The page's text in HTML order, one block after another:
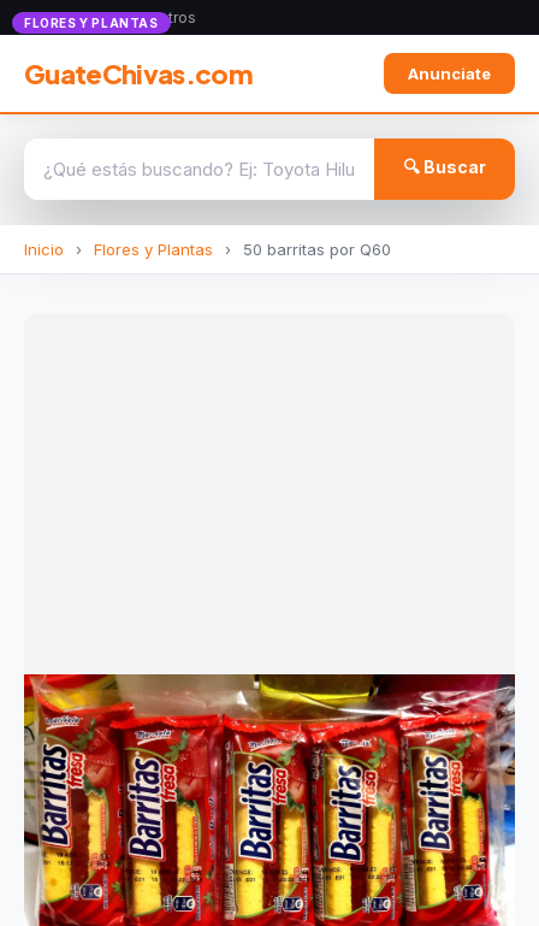
Anunciate con nosotros
GuateChivas.com Anunciate
🔍 Buscar
Inicio › Flores y Plantas › 50 barritas por Q60
FLORES Y PLANTAS